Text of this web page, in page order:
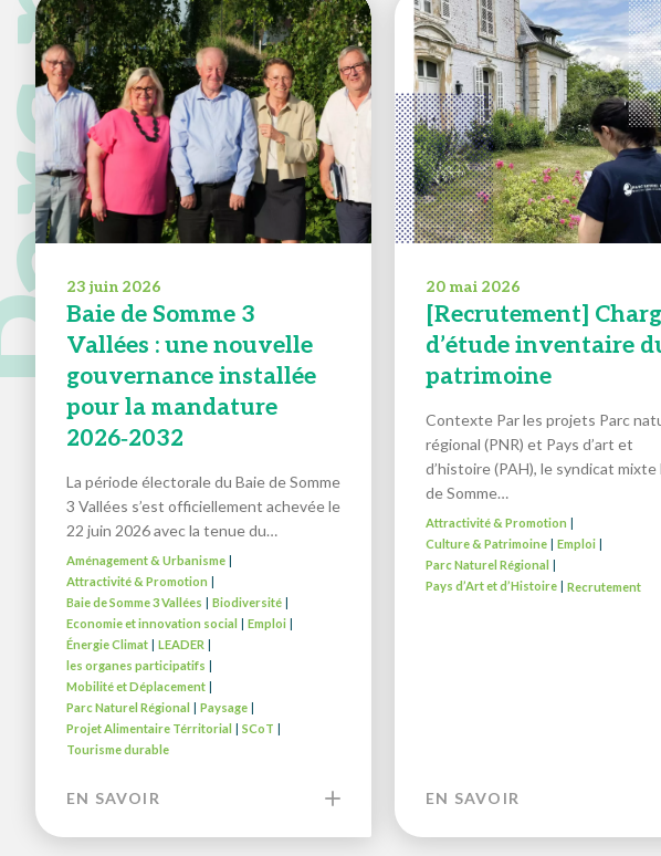
23 juin 2026
Baie de Somme 3
Vallées : une nouvelle
gouvernance installée
pour la mandature
2026‑2032
La période électorale du Baie de Somme
3 Vallées s’est officiellement achevée le
22 juin 2026 avec la tenue du…
Aménagement & Urbanisme
Attractivité & Promotion
Baie de Somme 3 Vallées
Biodiversité
Economie et innovation social
Emploi
Énergie Climat
LEADER
les organes participatifs
Mobilité et Déplacement
Parc Naturel Régional
Paysage
Projet Alimentaire Térritorial
SCoT
Tourisme durable
EN SAVOIR
20 mai 2026
[Recrutement]
d’étude inventaire
patrimoine
Contexte Par les projets Parc
régional (PNR) et Pays d’art et
d’histoire (PAH), le syndicat mixte
de Somme…
Attractivité & Promotion
Culture & Patrimoine
Emploi
Parc Naturel Régional
Pays d’Art et d’Histoire |Recrutement
EN SAVOIR